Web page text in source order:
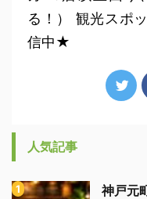
る！） 観光スポ
信中★
人気記事
神戸元